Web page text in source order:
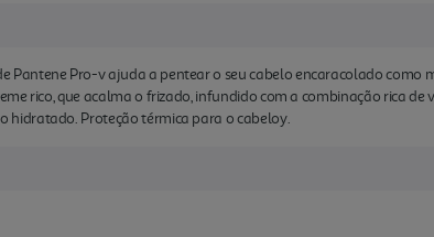
Pantene Pro-v ajuda a pentear o seu cabelo encaracolado como
rico, que acalma o frizado, infundido com a combinação rica de
hidratado. Proteção térmica para o cabeloy.